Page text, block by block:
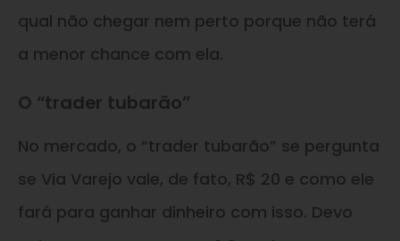
qual não chegar nem perto porque não terá
a menor chance com ela.
O “trader tubarão”
No mercado, o “trader tubarão” se pergunta
se Via Varejo vale, de fato, R$ 20 e como ele
fará para ganhar dinheiro com isso. Devo